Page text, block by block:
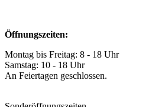
Öffnungszeiten:
Montag bis Freitag: 8 - 18 Uhr
Samstag: 10 - 18 Uhr
An Feiertagen geschlossen.